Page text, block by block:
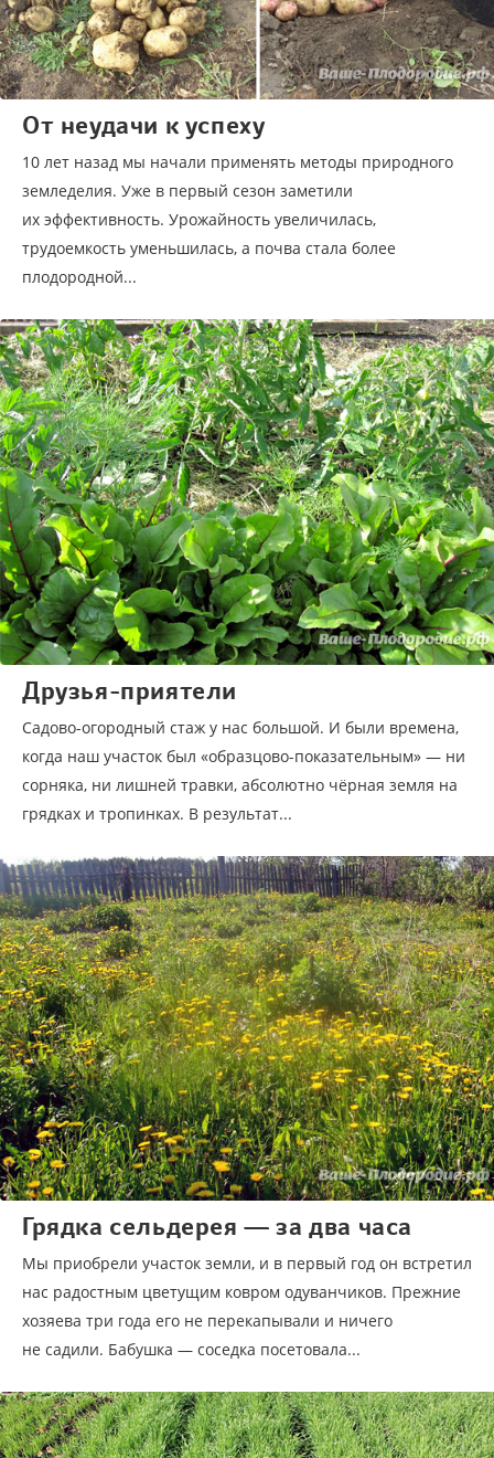
От неудачи к успеху
10 лет назад мы начали применять методы природного
земледелия. Уже в первый сезон заметили
их эффективность. Урожайность увеличилась,
трудоемкость уменьшилась, а почва стала более
плодородной...
Друзья-приятели
Садово-огородный стаж у нас большой. И были времена,
когда наш участок был «образцово-показательным» — ни
сорняка, ни лишней травки, абсолютно чёрная земля на
грядках и тропинках. В результат...
Грядка сельдерея — за два часа
Мы приобрели участок земли, и в первый год он встретил
нас радостным цветущим ковром одуванчиков. Прежние
хозяева три года его не перекапывали и ничего
не садили. Бабушка — соседка посетовала...